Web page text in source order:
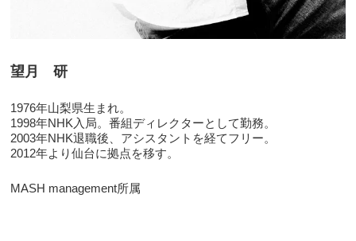
望月 研
1976年山梨県生まれ。
1998年NHK入局。番組ディレクターとして勤務。
2003年NHK退職後、アシスタントを経てフリー。
2012年より仙台に拠点を移す。
MASH management所属